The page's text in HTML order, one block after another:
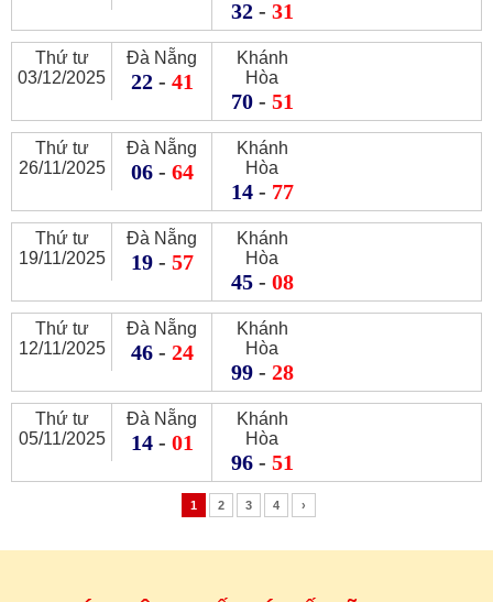
32- 31
Thứ tư
03/12/2025
Đà Nẵng
22- 41
Khánh
Hòa
70- 51
Thứ tư
26/11/2025
Đà Nẵng
06- 64
Khánh
Hòa
14- 77
Thứ tư
19/11/2025
Đà Nẵng
19- 57
Khánh
Hòa
45- 08
Thứ tư
12/11/2025
Đà Nẵng
46- 24
Khánh
Hòa
99- 28
Thứ tư
05/11/2025
Đà Nẵng
14- 01
Khánh
Hòa
96- 51
1 2 3 4 ›